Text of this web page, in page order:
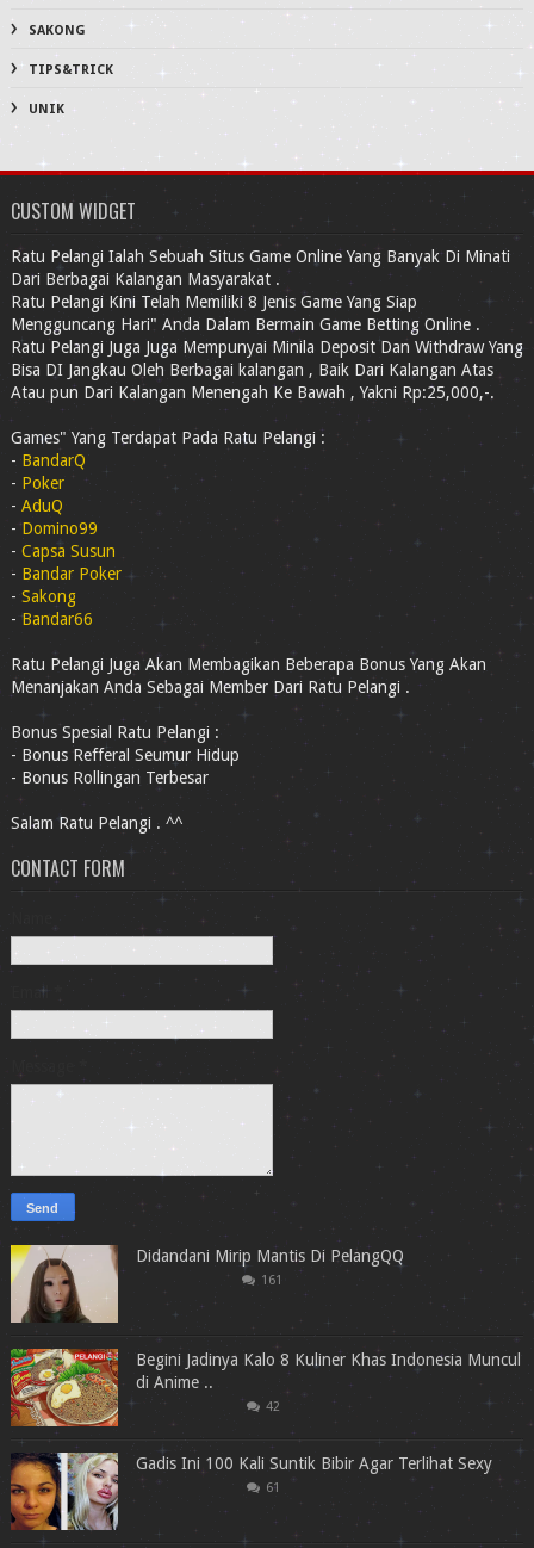
SAKONG
TIPS&TRICK
UNIK
CUSTOM WIDGET
Ratu Pelangi Ialah Sebuah Situs Game Online Yang Banyak Di Minati
Dari Berbagai Kalangan Masyarakat .
Ratu Pelangi Kini Telah Memiliki 8 Jenis Game Yang Siap
Mengguncang Hari" Anda Dalam Bermain Game Betting Online .
Ratu Pelangi Juga Juga Mempunyai Minila Deposit Dan Withdraw Yang
Bisa DI Jangkau Oleh Berbagai kalangan , Baik Dari Kalangan Atas
Atau pun Dari Kalangan Menengah Ke Bawah , Yakni Rp:25,000,-.
Games" Yang Terdapat Pada Ratu Pelangi :
- BandarQ
- Poker
- AduQ
-Domino99
- Capsa Susun
- Bandar Poker
- Sakong
- Bandar66
Ratu Pelangi Juga Akan Membagikan Beberapa Bonus Yang Akan
Menanjakan Anda Sebagai Member Dari Ratu Pelangi .
Bonus Spesial Ratu Pelangi :
- Bonus Refferal Seumur Hidup
- Bonus Rollingan Terbesar
Salam Ratu Pelangi . ^^
CONTACT FORM
Email
Didandani Mirip Mantis Di PelangQQ
161
Begini Jadinya Kalo 8 Kuliner Khas Indonesia Muncul
di Anime ..
42
Gadis Ini 100 Kali Suntik Bibir Agar Terlihat Sexy
61